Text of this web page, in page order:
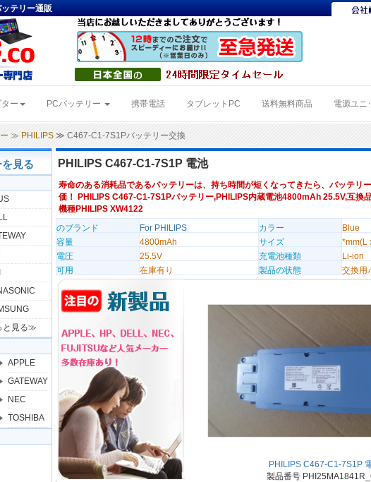
テリー通販
ー PCバッテリー 携帯電話 タブレットPC 送料無料商品 電源ユニ
≫ PHILIPS ≫ C467-C1-7S1Pバッテリー交換
見る
と見る≫
APPLE
GATEWAY
NEC
TOSHIBA
PHILIPS C467-C1-7S1P 電池
寿命のある消耗品であるバッテリーは、持ち時間が短くなってきたら、バッテリ
価！ PHILIPS C467-C1-7S1Pバッテリー,PHILIPS内蔵電池4800mAh 25.5V,互換
機種PHILIPS XW4122
のブランド
For PHILIPS カラー
Blue
容量
4800mAh サイズ
*mm(L
電圧
25.5V 充電池種類
Li-ion
可用
在庫有り 製品の状態 交換用
PHILIPS C467-C1-7S1P
製品番号